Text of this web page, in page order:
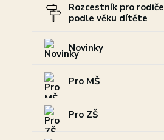
Rozcestník pro rodiče
podle věku dítěte
Novinky
Pro MŠ
Pro ZŠ